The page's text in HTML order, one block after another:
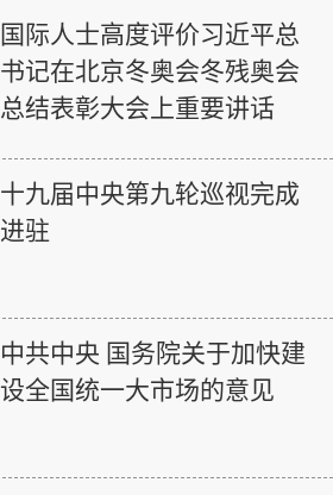
国际人士高度评价习近平总
书记在北京冬奥会冬残奥会
总结表彰大会上重要讲话
十九届中央第九轮巡视完成
进驻
中共中央 国务院关于加快建
设全国统一大市场的意见